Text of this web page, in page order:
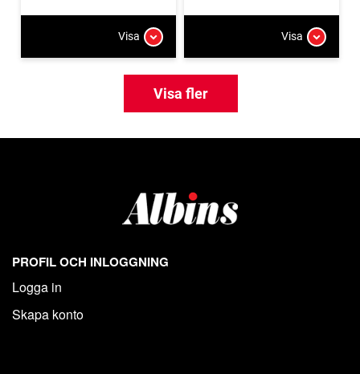
Visa Visa
Visa fler
PROFIL OCH INLOGGNING
Logga in
Skapa konto